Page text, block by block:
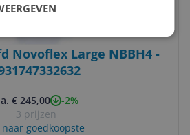
Novoflex Large NBBH4 -
€ 245,00
-2%
3 prijzen
naar goedkoopste